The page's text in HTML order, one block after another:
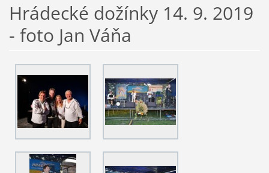
Hrádecké dožínky 14. 9. 2019
- foto Jan Váňa